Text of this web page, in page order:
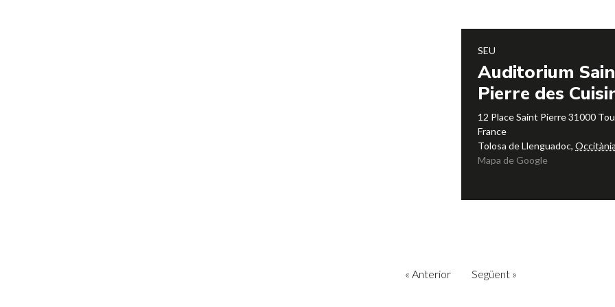
SEU
Auditorium
Pierre des
12 Place Saint Pierre 31000
France
Tolosa de Llenguadoc, Occitània
Mapa de Google
« Anterior Següent »